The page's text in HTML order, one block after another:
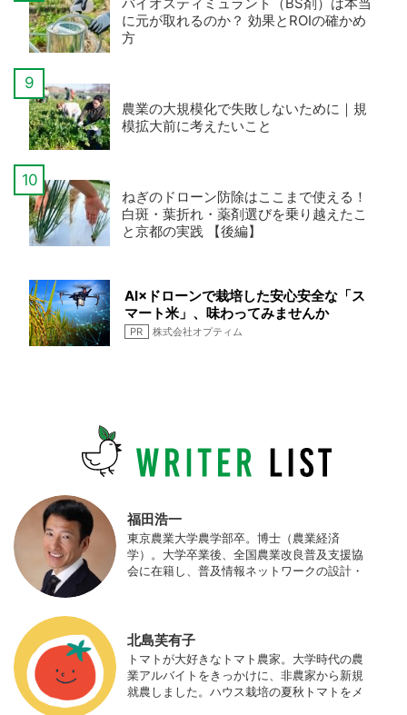
に元が取れるのか？ 効果とROIの確かめ
方
農業の大規模化で失敗しないために｜規
模拡大前に考えたいこと
ねぎのドローン防除はここまで使える！
白斑・葉折れ・薬剤選びを乗り越えたこ
と京都の実践 【後編】
AI×ドローンで栽培した安心安全な「ス
マート米」、味わってみませんか
PR 株式会社オプティム
福田浩一
東京農業大学農学部卒。博士（農業経済
学）。大学卒業後、全国農業改良普及支援協
会に在籍し、普及情報ネットワークの設計・
の実証試験や農産物輸出などに関わった。主
にスマート農業の実証試験やコンサルなどに
携わっている。 HP：http://www.ijas.co.jp/
北島芙有子
トマトが大好きなトマト農家。大学時代の農
業アルバイトをきっかけに、非農家から新規
就農しました。ハウス栽培の夏秋トマトをメ